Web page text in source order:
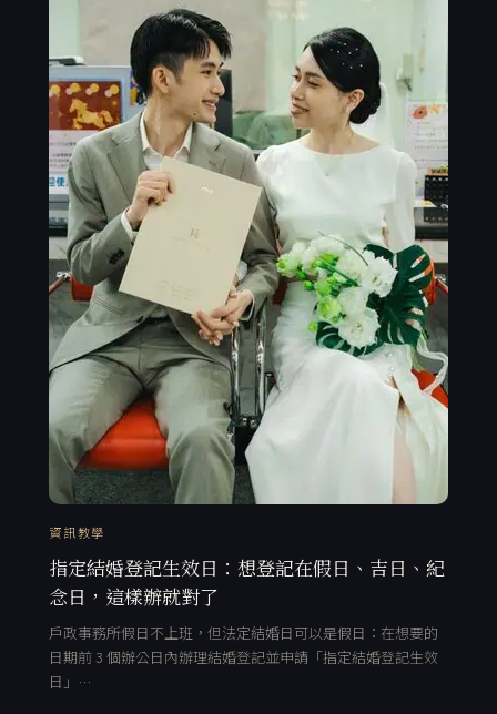
資訊教學
指定結婚登記生效日：想登記在假日、吉日、紀
念日，這樣辦就對了
戶政事務所假日不上班，但法定結婚日可以是假日：在想要的
日期前 3 個辦公日內辦理結婚登記並申請「指定結婚登記生效
日」…